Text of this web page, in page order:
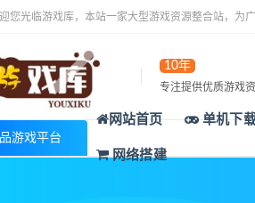
您光临游戏库，本站一家大型游戏资源整合站，为
10年
专注提供优质游戏
游戏平台
网站首页 单机下
网络搭建